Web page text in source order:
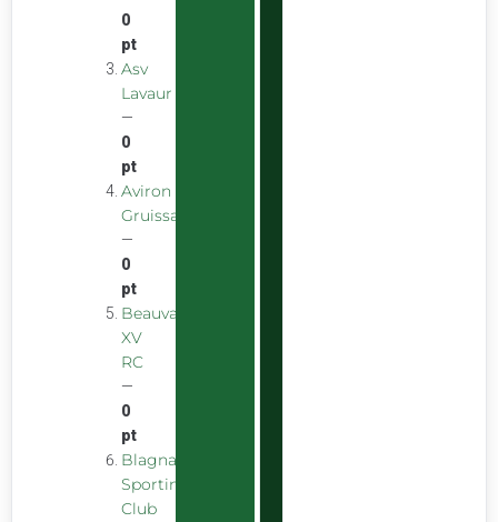
0
pt
Asv
Lavaur
—
0
pt
Aviron
Gruissanais
—
0
pt
Beauvais
XV
RC
—
0
pt
Blagnac
Sporting
Club